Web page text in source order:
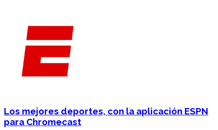
Los mejores deportes, con la aplicación ESPN
para Chromecast